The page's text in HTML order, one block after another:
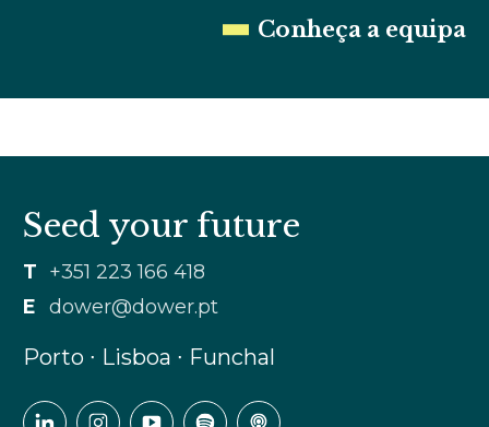
Conheça a equipa
Seed your future
T +351 223 166 418
E
dower@dower.pt
Porto ∙ Lisboa ∙ Funchal